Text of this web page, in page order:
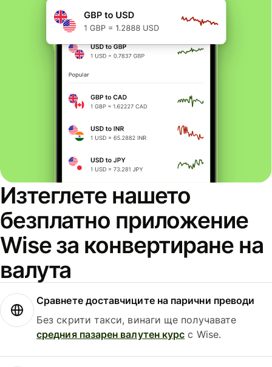
Изтеглете нашето
безплатно приложение
Wise за конвертиране на
валута
Сравнете доставчиците на парични преводи
Без скрити такси, винаги ще получавате
средния пазарен валутен курс с Wise.